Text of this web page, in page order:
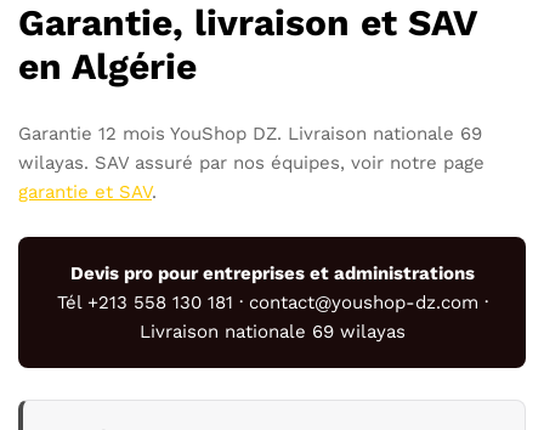
Garantie, livraison et SAV
en Algérie
Garantie 12 mois YouShop DZ. Livraison nationale 69
wilayas. SAV assuré par nos équipes, voir notre page
garantie et SAV.
Devis pro pour entreprises et administrations
Tél +213 558 130 181 · contact@youshop-dz.com ·
Livraison nationale 69 wilayas